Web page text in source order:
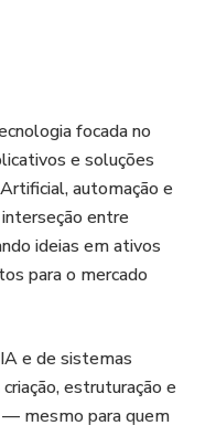
focada no
e soluções
automação e
entre
ideias em ativos
para o mercado
e de sistemas
estruturação e
mesmo para quem